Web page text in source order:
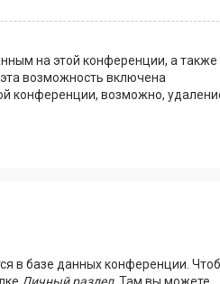
на этой конференции, а также
возможность включена
конференции, возможно,
в базе данных конференции.